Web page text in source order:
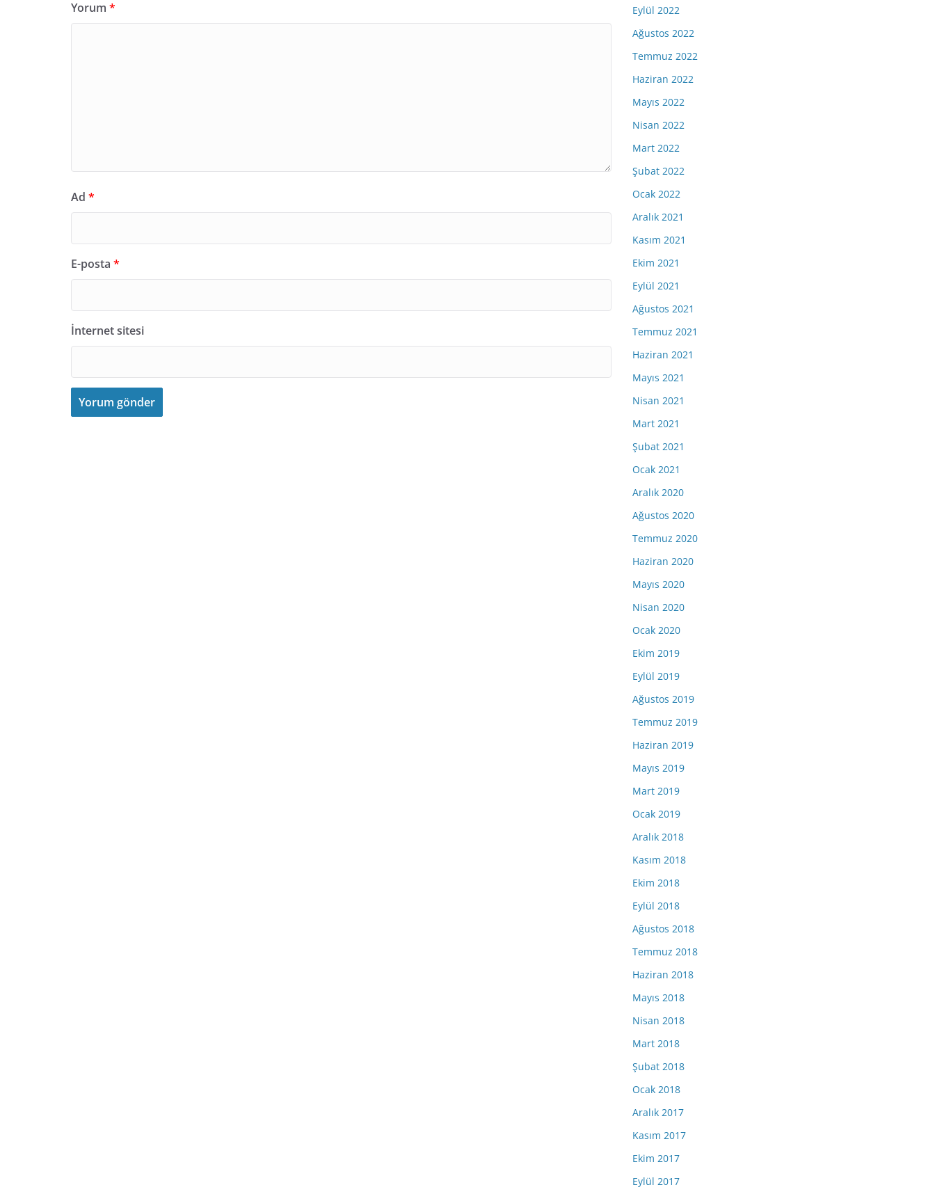
Yorum *
Ad *
E-posta *
İnternet sitesi
Eylül 2022
Ağustos 2022
Temmuz 2022
Haziran 2022
Mayıs 2022
Nisan 2022
Mart 2022
Şubat 2022
Ocak 2022
Aralık 2021
Kasım 2021
Ekim 2021
Eylül 2021
Ağustos 2021
Temmuz 2021
Haziran 2021
Mayıs 2021
Nisan 2021
Mart 2021
Şubat 2021
Ocak 2021
Aralık 2020
Ağustos 2020
Temmuz 2020
Haziran 2020
Mayıs 2020
Nisan 2020
Ocak 2020
Ekim 2019
Eylül 2019
Ağustos 2019
Temmuz 2019
Haziran 2019
Mayıs 2019
Mart 2019
Ocak 2019
Aralık 2018
Kasım 2018
Ekim 2018
Eylül 2018
Ağustos 2018
Temmuz 2018
Haziran 2018
Mayıs 2018
Nisan 2018
Mart 2018
Şubat 2018
Ocak 2018
Aralık 2017
Kasım 2017
Ekim 2017
Eylül 2017